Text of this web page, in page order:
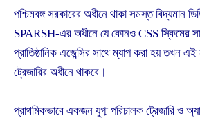
পশ্চিমবঙ্গ সরকারের অধীনে থাকা সমস্ত বিদ্যমান
SPARSH-এর অধীনে যে কোনও CSS স্কিমের
প্রাতিষ্ঠানিক এজেন্সির সাথে ম্যাপ করা হয় তখন
ট্রেজারির অধীনে থাকবে।
প্রাথমিকভাবে একজন যুগ্ম পরিচালক ট্রেজারি ও